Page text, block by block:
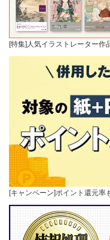
[特集]人気イラストレーター作
[キャンペーン]ポイント還元